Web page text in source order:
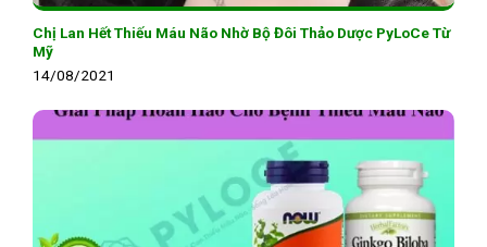
Chị Lan Hết Thiếu Máu Não Nhờ Bộ Đôi Thảo Dược PyLoCe Từ
Mỹ
14/08/2021